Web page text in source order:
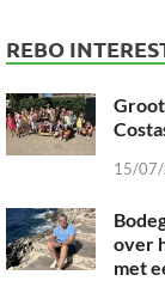
REBO
15/
over
met